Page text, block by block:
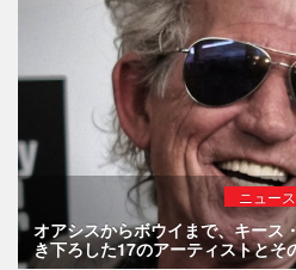
ニュース
オアシスからボウイまで、キース
き下ろした17のアーティストとそ